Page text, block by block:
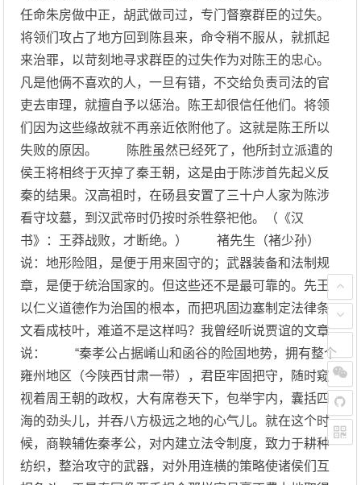
任命朱房做中正，胡武做司过，专门督察群臣的过失。
将领们攻占了地方回到陈县来，命令稍不服从，就抓起
来治罪，以苛刻地寻求群臣的过失作为对陈王的忠心。
凡是他俩不喜欢的人，一旦有错，不交给负责司法的官
吏去审理，就擅自予以惩治。陈王却很信任他们。将领
们因为这些缘故就不再亲近依附他了。这就是陈王所以
失败的原因。 陈胜虽然已经死了，他所封立派遣的
侯王将相终于灭掉了秦王朝，这是由于陈涉首先起义反
秦的结果。汉高祖时，在砀县安置了三十户人家为陈涉
看守坟墓，到汉武帝时仍按时杀牲祭祀他。（《汉
书》：王莽战败，才断绝。） 褚先生（褚少孙）
说：地形险阻，是便于用来固守的；武器装备和法制规
章，是便于统治国家的。但这些还不是最可靠的。先王
以仁义道德作为治国的根本，而把巩固边塞制定法律条
文看成枝叶，难道不是这样吗？我曾经听说贾谊的文章
说： “秦孝公占据崤山和函谷的险固地势，拥有整个
雍州地区（今陕西甘肃一带），君臣牢固把守，随时窥
视着周王朝的政权，大有席卷天下，包举宇内，囊括四
海的劲头儿，并吞八方极远之地的心气儿。就在这个时
候，商鞅辅佐秦孝公，对内建立法令制度，致力于耕种
纺织，整治攻守的武器，对外用连横的策略使诸侯们互